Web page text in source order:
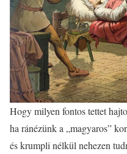
Hogy milyen fontos tettet
ha ránézünk a „magyaros”
és krumpli nélkül nehezen